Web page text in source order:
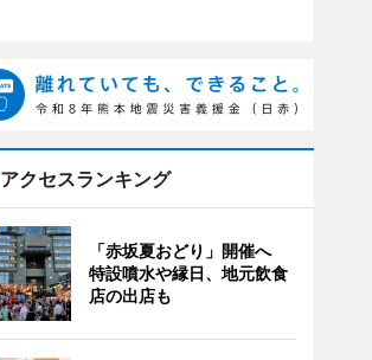
アクセスランキング
「赤坂夏おどり」開催へ
特設噴水や縁日、地元飲食
店の出店も